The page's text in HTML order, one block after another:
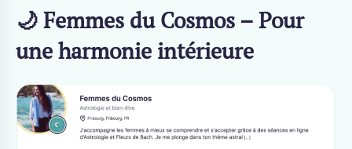
🌙Femmes du Cosmos – Pour
une harmonie intérieure